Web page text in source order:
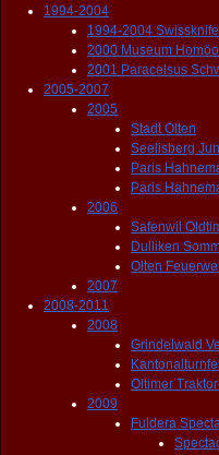
1994-2004
1994-2004
2000 Museum
2001 Paracelsus
2005-2007
2005
Stadt Olten
Seelisberg
Paris
Paris
2006
Safenwil
Dulliken
Olten
2007
2008-2011
2008
Grindelwald
Oltimer
2009
Fuldera